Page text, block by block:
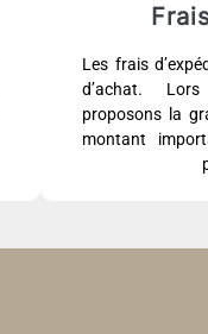
Les frais
d’achat.
proposons la
montant